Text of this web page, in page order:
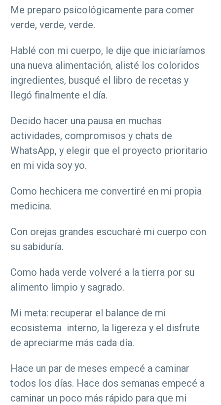
Me preparo psicológicamente para comer
verde, verde, verde.
Hablé con mi cuerpo, le dije que iniciaríamos
una nueva alimentación, alisté los coloridos
ingredientes, busqué el libro de recetas y
llegó finalmente el día.
Decido hacer una pausa en muchas
actividades, compromisos y chats de
WhatsApp, y elegir que el proyecto prioritario
en mi vida soy yo.
Como hechicera me convertiré en mi propia
medicina.
Con orejas grandes escucharé mi cuerpo con
su sabiduría.
Como hada verde volveré a la tierra por su
alimento limpio y sagrado.
Mi meta: recuperar el balance de mi
ecosistema interno, la ligereza y el disfrute
de apreciarme más cada día.
Hace un par de meses empecé a caminar
todos los días. Hace dos semanas empecé a
caminar un poco más rápido para que mi